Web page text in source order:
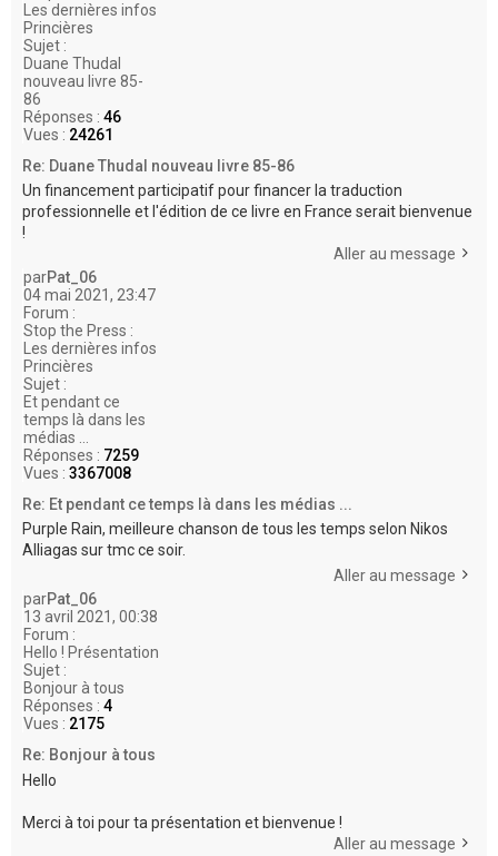
Les dernières infos
Princières
Sujet :
Duane Thudal
nouveau livre 85-
86
Réponses : 46
Vues : 24261
Re: Duane Thudal nouveau livre 85-86
Un financement participatif pour financer la traduction
professionnelle et l'édition de ce livre en France serait bienvenue
!
Aller au message
parPat_06
04 mai 2021, 23:47
Forum :
Stop the Press :
Les dernières infos
Princières
Sujet :
Et pendant ce
temps là dans les
médias ...
Réponses : 7259
Vues : 3367008
Re: Et pendant ce temps là dans les médias ...
Purple Rain, meilleure chanson de tous les temps selon Nikos
Alliagas sur tmc ce soir.
Aller au message
parPat_06
13 avril 2021, 00:38
Forum :
Hello ! Présentation
Sujet :
Bonjour à tous
Réponses : 4
Vues : 2175
Re: Bonjour à tous
Hello
Merci à toi pour ta présentation et bienvenue !
Aller au message